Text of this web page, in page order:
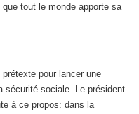
tout le monde apporte sa
prétexte pour lancer une
sécurité sociale. Le président
à ce propos: dans la